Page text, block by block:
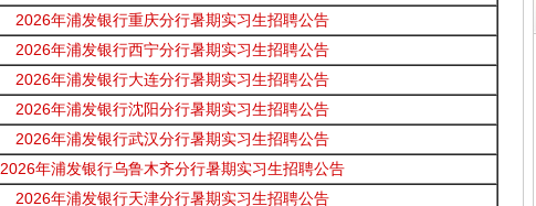
2026年浦发银行重庆分行暑期实习生招聘公告
2026年浦发银行西宁分行暑期实习生招聘公告
2026年浦发银行大连分行暑期实习生招聘公告
2026年浦发银行沈阳分行暑期实习生招聘公告
2026年浦发银行武汉分行暑期实习生招聘公告
2026年浦发银行乌鲁木齐分行暑期实习生招聘公告
2026年浦发银行天津分行暑期实习生招聘公告